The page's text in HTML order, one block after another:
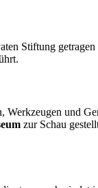
Stiftung
Werkzeugen und
zur Schau